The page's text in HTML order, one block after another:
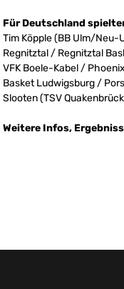
Für Deutschland
Tim Köpple (BB Ulm/Neu-
Regnitztal / Regnitztal
VFK Boele-Kabel /
Basket Ludwigsburg /
Slooten (TSV
Weitere Infos,